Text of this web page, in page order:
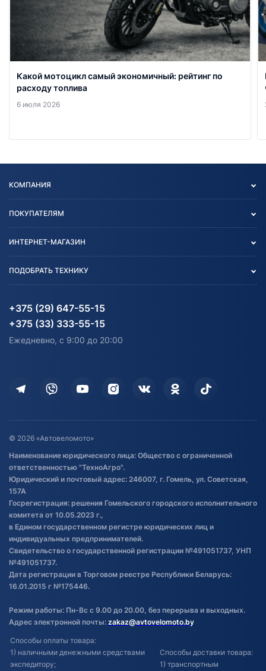
Какой мотоцикл самый экономичный: рейтинг по
расходу топлива
6 июля 2026
КОМПАНИЯ
Блог
Карта сайта
ПОКУПАТЕЛЯМ
Согласие на обработку
Информация до получения
согласия на обработку
Доставка
Дополнительные услуги
Оставить отзыв
Договор публичной оферты
Обработка файлов cookie
Постановка транспорта на учет
Обновления в ЭПТС 2024
ИНТЕРНЕТ-МАГАЗИН
Агротехника
Водный транспорт
Электротранспорт
Здоровье
ПОДОБРАТЬ ТЕХНИКУ
Агротехника
Электротранспорт
+375 (29) 647-55-15
+375 (33) 333-55-15
Ежедневно, с 9:00 до 20:00
© 2026 «Автовеломото»
Наименование юридического лица: Общество с ограниченной
ответственностью "ТехноАгро".
Юридический и почтовый адрес: 246007, г. Гомель, ул. Советская,
157А
Госрегистрация: решения Гомельского городского исполнительного
комитета от 10.05.2023 г.,
в Едином государственном регистре юридических лиц и
индивидуальных предпринимателей.
Свидетельство о государственной регистрации №491051737, УНП
№491051737.
Дата регистрации в Торговом реестре Республики Беларусь:
16.01.2015 г №175446.
Режим работы: Пн-Вс с 9.00 до 20.00, без перерыва и выходных.
Адрес электронной почты: zakaz@avtovelomoto.by
Способы оплаты товара:
1) наличными денежными средствами
экспедитору;
Способы доставки товара:
1) транспортным